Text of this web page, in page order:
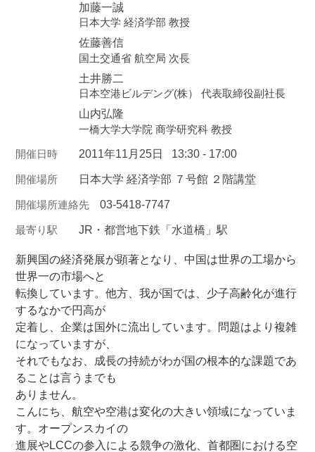
加藤一誠
日本大学 経済学部 教授
佐藤善信
国土交通省 航空局 次長
土井勝二
日本空港ビルデング(株） 代表取締役副社長
山内弘隆
一橋大学大学院 商学研究科 教授
開催日時 2011年11月25日 13:30 - 17:00
開催場所 日本大学 経済学部 ７号館 ２階講堂
開催場所連絡先 03-5418-7747
最寄り駅 JR・都営地下鉄「水道橋」駅
新興国の経済発展が顕著となり、中国は世界の工場から
世界一の市場へと
転換しています。他方、我が国では、少子高齢化が進行
するなかで円高が
定着し、企業は国外に流出しています。問題はより複雑
になっていますが、
それでもなお、成長の持続がわが国の根本的な課題であ
ることは言うまでも
ありません。
こんにち、航空や空港は変化の大きい領域になっていま
す。オープンスカイの
進展やLCCの参入による競争の激化、首都圏における空